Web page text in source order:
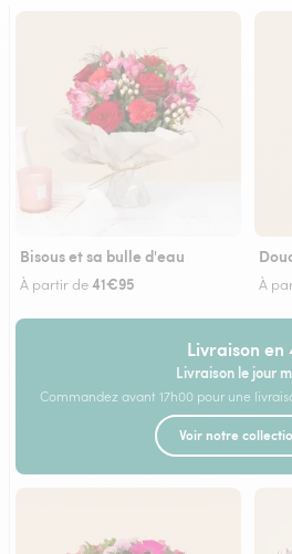
Bisous et sa bulle d'eau
À partir de41€95 À
Livraison en
Livraison le jour
Commandez avant 17h00 pour une
Voir notre